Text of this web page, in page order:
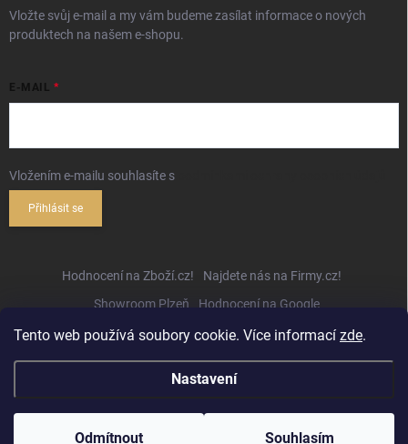
Tento web používá soubory cookie. Více informací zde.
Nastavení
Odmítnout Souhlasím
Vložte svůj e-mail a my vám budeme zasílat informace o nových
produktech na našem e-shopu.
E-MAIL
Vložením e-mailu souhlasíte s
Přihlásit se
Hodnocení na Zboží.cz!
Najdete nás na Firmy.cz!
Showroom Plzeň
Hodnocení na Google
Copyright 2026Hifihejhal.cz. Všechna práva vyhrazena.Upravit nastavení